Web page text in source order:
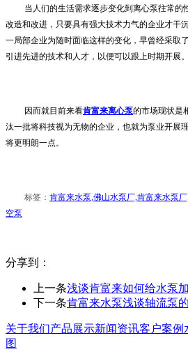
当人们的生活需求逐步变化到离心泵往常的
改造和改进，只要具有强大技术力气的企业才干
一局部企业为随时面临这样的变化，早曾经采取
引进先进的技术和人才，以便可以跟上时期开展。
因而就目前来看肯富来离心泵的市场现状是
汰一批将科技视为无物的企业，也就为泵业开展
将更明朗一点。
标签： 肯富来水泵,佛山水泵厂,肯富来水泵
空泵
分享到：
上一条浅谈肯富来如何给水泵
下一条肯富来水泵浅谈轴流泵
关于我们产品展示新闻资讯客户案例
图